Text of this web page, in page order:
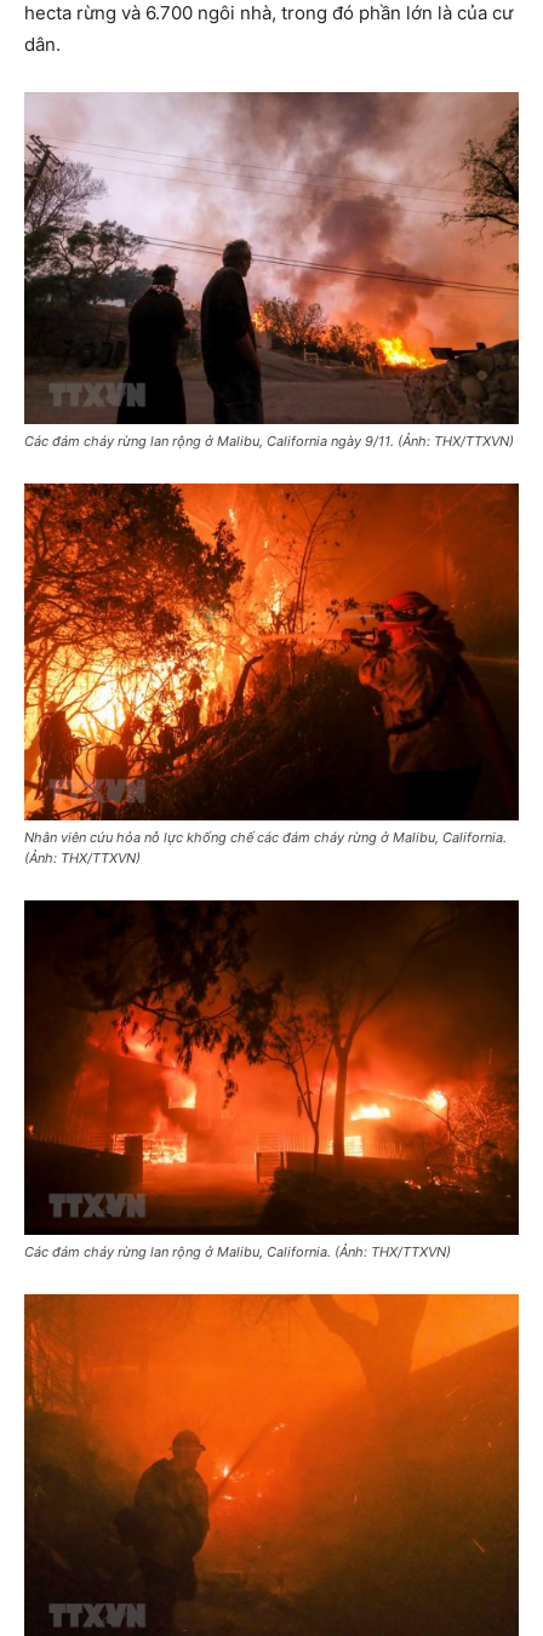
hecta rừng và 6.700 ngôi nhà, trong đó phần lớn là của cư
dân.
Các đám cháy rừng lan rộng ở Malibu, California ngày 9/11. (Ảnh: THX/TTXVN)
Nhân viên cứu hỏa nỗ lực khống chế các đám cháy rừng ở Malibu, California.
(Ảnh: THX/TTXVN)
Các đám cháy rừng lan rộng ở Malibu, California. (Ảnh: THX/TTXVN)